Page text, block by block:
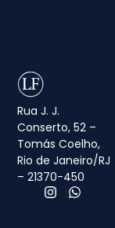
Rua J. J.
Conserto, 52 –
Tomás Coelho,
Rio de Janeiro/RJ
– 21370-450